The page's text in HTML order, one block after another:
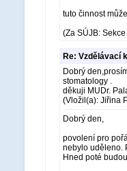
tuto činnost
(Za SÚJB:
Re: Vzdělávací
Dobrý
stomatology .
děkuji MUDr.
(Vložil(a): Jiřina
Dobrý den,
povolení pro
nebylo uděleno.
Hned poté